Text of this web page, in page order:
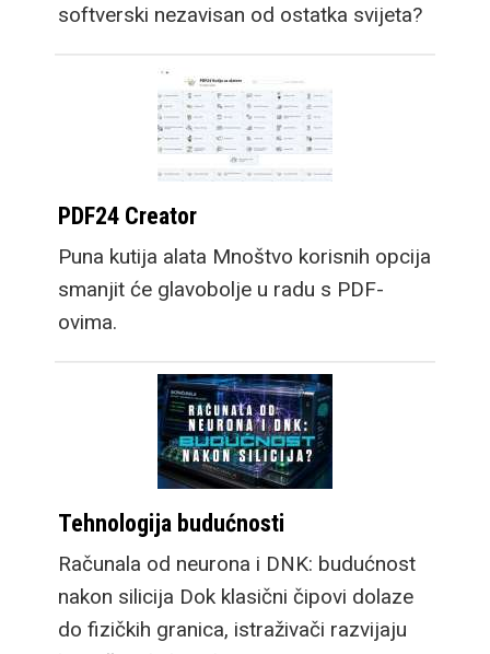
softverski nezavisan od ostatka svijeta?
PDF24 Creator
Puna kutija alata Mnoštvo korisnih opcija
smanjit će glavobolje u radu s PDF-
ovima.
Tehnologija budućnosti
Računala od neurona i DNK: budućnost
nakon silicija Dok klasični čipovi dolaze
do fizičkih granica, istraživači razvijaju